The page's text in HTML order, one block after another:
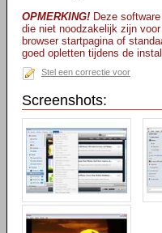
OPMERKING! Deze
die niet noodzakelijk zijn
browser startpagina of
goed opletten tijdens de
Stel een correctie voor
Screenshots: